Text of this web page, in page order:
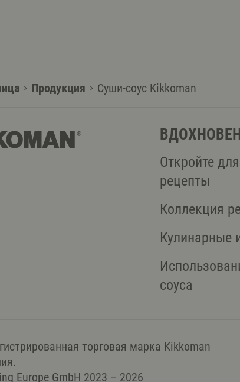
Продукция Суши-соус Kikkoman
Откройте
рецепты
Коллекция
Кулинарные
соуса
торговая марка Kikkoman
Europe GmbH 2023 – 2026